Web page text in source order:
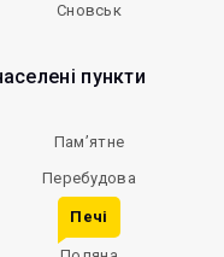
Сновськ
пункти
Пам’ятне
Перебудова
Печі